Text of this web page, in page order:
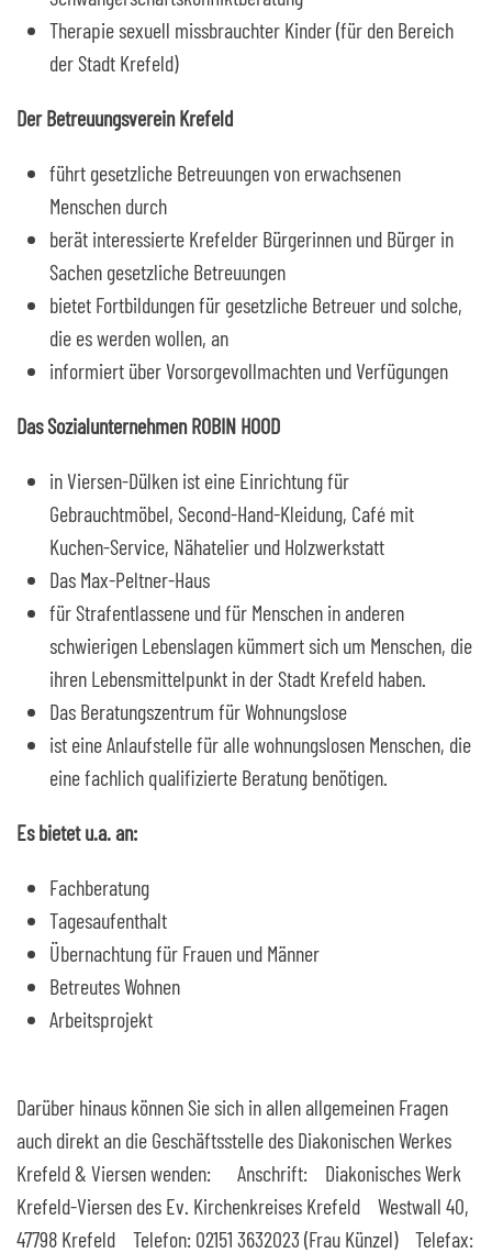
Therapie sexuell missbrauchter Kinder (für den Bereich
der Stadt Krefeld)
Der Betreuungsverein Krefeld
führt gesetzliche Betreuungen von erwachsenen
Menschen durch
berät interessierte Krefelder Bürgerinnen und Bürger in
Sachen gesetzliche Betreuungen
bietet Fortbildungen für gesetzliche Betreuer und solche,
die es werden wollen, an
informiert über Vorsorgevollmachten und Verfügungen
Das Sozialunternehmen ROBIN HOOD
in Viersen-Dülken ist eine Einrichtung für
Gebrauchtmöbel, Second-Hand-Kleidung, Café mit
Kuchen-Service, Nähatelier und Holzwerkstatt
Das Max-Peltner-Haus
für Strafentlassene und für Menschen in anderen
schwierigen Lebenslagen kümmert sich um Menschen, die
ihren Lebensmittelpunkt in der Stadt Krefeld haben.
Das Beratungszentrum für Wohnungslose
ist eine Anlaufstelle für alle wohnungslosen Menschen, die
eine fachlich qualifizierte Beratung benötigen.
Es bietet u.a. an:
Fachberatung
Tagesaufenthalt
Übernachtung für Frauen und Männer
Betreutes Wohnen
Arbeitsprojekt
Darüber hinaus können Sie sich in allen allgemeinen Fragen
auch direkt an die Geschäftsstelle des Diakonischen Werkes
Krefeld & Viersen wenden: Anschrift: Diakonisches Werk
Krefeld-Viersen des Ev. Kirchenkreises Krefeld Westwall 40,
47798 Krefeld Telefon: 02151 3632023 (Frau Künzel) Telefax: